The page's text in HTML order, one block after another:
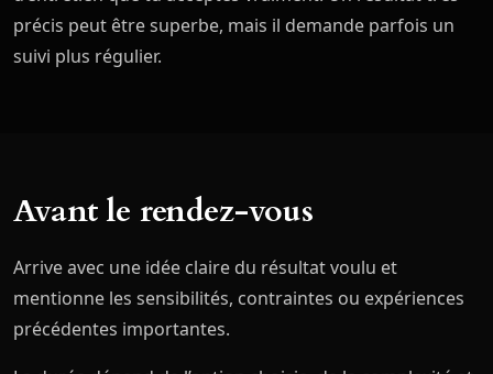
précis peut être superbe, mais il demande parfois un
suivi plus régulier.
Avant le rendez-vous
Arrive avec une idée claire du résultat voulu et
mentionne les sensibilités, contraintes ou expériences
précédentes importantes.